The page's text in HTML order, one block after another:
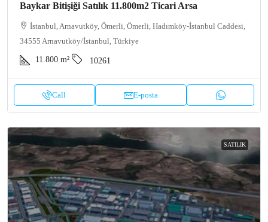
Baykar Bitişiği Satılık 11.800m2 Ticari Arsa
İstanbul, Arnavutköy, Ömerli, Ömerli, Hadımköy-İstanbul Caddesi,
34555 Arnavutköy/İstanbul, Türkiye
11.800 m² 10261
Call E-posta
SATILIK